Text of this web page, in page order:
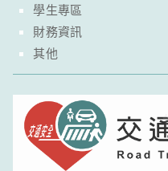
學生專區
財務資訊
其他